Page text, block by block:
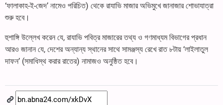
‘ফালাকাহ-ই-জেদ’ নামেও পরিচিত) থেকে রাযাভি মাজার অভিমুখে জানাজার শোভাযাত্রা
শুরু হবে।
হুশাঙ্গি উল্লেখ করেন যে, রাযাভি পবিত্র মাজারের তথ্য ও গণমাধ্যম বিভাগের প্রধান
আরও জানান যে, দেশের অন্যান্য স্থানের সাথে সামঞ্জস্য রেখে রাত ৮টায় ‘লাইলাতুল
দাফন’ (সমাধিস্থ করার রাতের) নামাজও অনুষ্ঠিত হবে।